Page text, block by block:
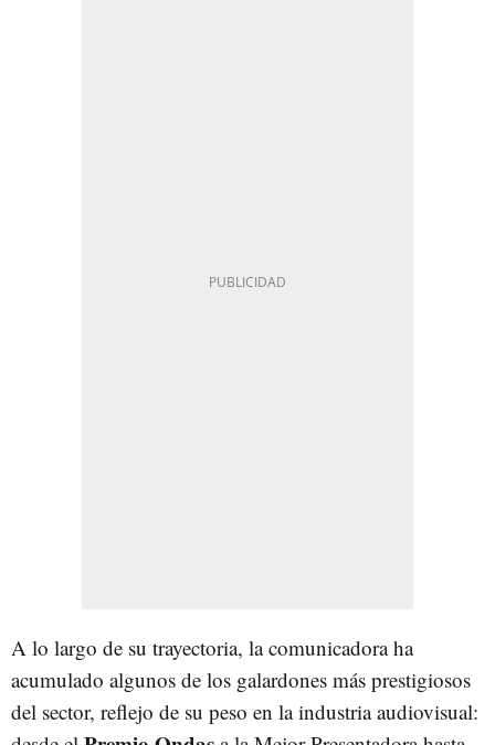
A lo largo de su trayectoria, la comunicadora ha
acumulado algunos de los galardones más prestigiosos
del sector, reflejo de su peso en la industria audiovisual: